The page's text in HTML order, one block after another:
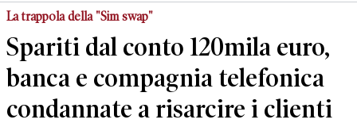
La trappola della "Sim swap"
Spariti dal conto 120mila euro,
banca e compagnia telefonica
condannate a risarcire i clienti